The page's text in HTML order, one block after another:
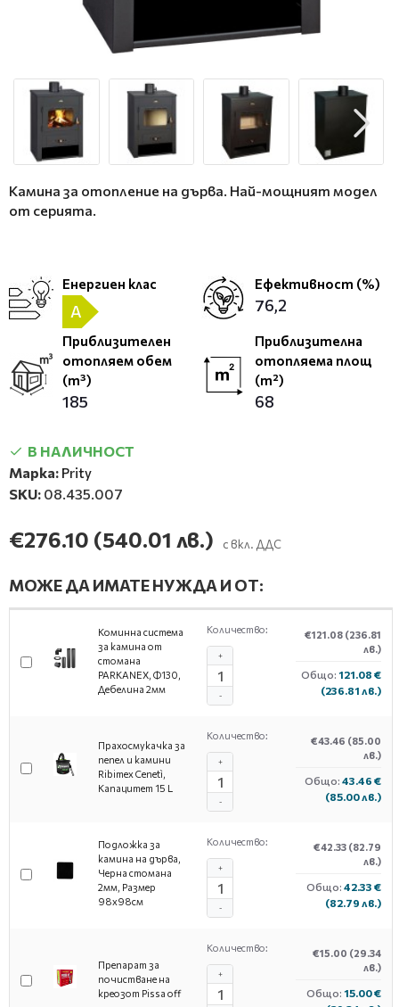
Камина за отопление на дърва. Най-мощният модел
от серията.
Енергиен клас
A
Ефективност (%)
76,2
Приблизителен
отопляем обем
(m³)
185
Приблизителна
отопляема площ
(m²)
68
В НАЛИЧНОСТ
Марка: Prity
SKU: 08.435.007
€276.10 (540.01 лв.) с вкл. ДДС
МОЖЕ ДА ИМАТЕ НУЖДА И ОТ:
Коминна система
за камина от
стомана
PARKANEX, Ф130,
Дебелина 2мм
Количество:
-
+
€121.08 (236.81
лв.)
Общо: 121.08 €
(236.81 лв.)
Прахосмукачка за
пепел и камини
Ribimex Cenetì,
Капацитет 15 L
Количество:
-
+
€43.46 (85.00
лв.)
Общо: 43.46 €
(85.00 лв.)
Подложка за
камина на дърва,
Черна стомана
2мм, Размер
98х98см
Количество:
-
+
€42.33 (82.79
лв.)
Общо: 42.33 €
(82.79 лв.)
Препарат за
почистване на
креозот Pissa off
Количество:
+
€15.00 (29.34
лв.)
Общо: 15.00 €